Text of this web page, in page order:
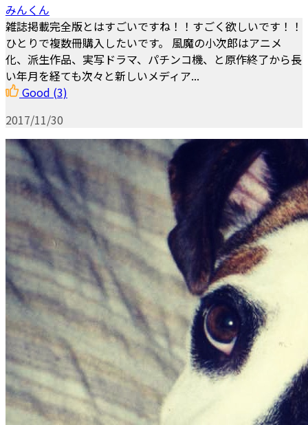
みんくん
雑誌掲載完全版とはすごいですね！！すごく欲しいです！！
ひとりで複数冊購入したいです。 風魔の小次郎はアニメ
化、派生作品、実写ドラマ、パチンコ機、と原作終了から長
い年月を経ても次々と新しいメディア...
Good (3)
2017/11/30